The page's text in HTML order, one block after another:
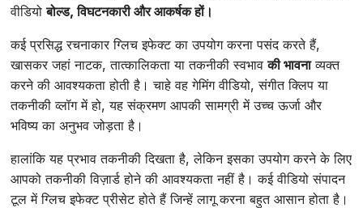
वीडियोबोल्ड, विघटनकारी और आकर्षक हों।
कई प्रसिद्ध रचनाकार ग्लिच इफेक्ट का उपयोग करना पसंद करते हैं,
खासकर जहां नाटक, तात्कालिकता या तकनीकी स्वभावकी भावनाव्यक्त
करने की आवश्यकता होती है। चाहे वह गेमिंग वीडियो, संगीत क्लिप या
तकनीकी व्लॉग में हो, यह संक्रमण आपकी सामग्री में उच्च ऊर्जा और
भविष्य का अनुभव जोड़ता है।
हालांकि यह प्रभाव तकनीकी दिखता है, लेकिन इसका उपयोग करने के लिए
आपको तकनीकी विज़ार्ड होने की आवश्यकता नहीं है। कई वीडियो संपादन
टूल में ग्लिच इफेक्ट प्रीसेट होते हैं जिन्हें लागू करना बहुत आसान होता है।